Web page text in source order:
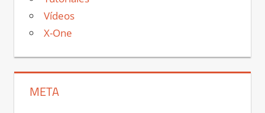
Vídeos
X-One
META